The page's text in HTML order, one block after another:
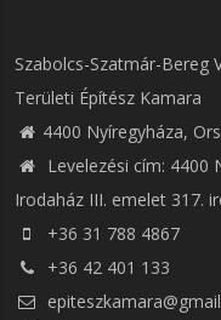
Szabolcs-Szatmár-Bereg
Területi Építész Kamara
4400 Nyíregyháza,
Levelezési cím: 4400
Irodaház III. emelet 317.
+36 31 788 4867
+36 42 401 133